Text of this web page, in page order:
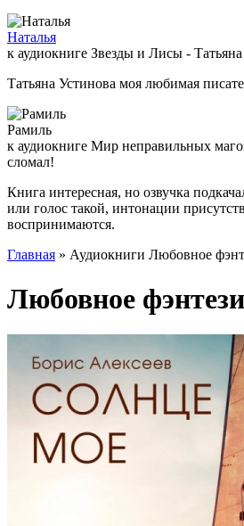
Наталья
к аудиокниге Звезды и Лисы -
Татьяна Устинова моя любимая
Рамиль
к аудиокниге Мир неправильных
сломал!
Книга интересная, но озвучка
или голос такой, интонации
воспринимаются.
Главная » Аудиокниги Любовное
Любовное фэнтези